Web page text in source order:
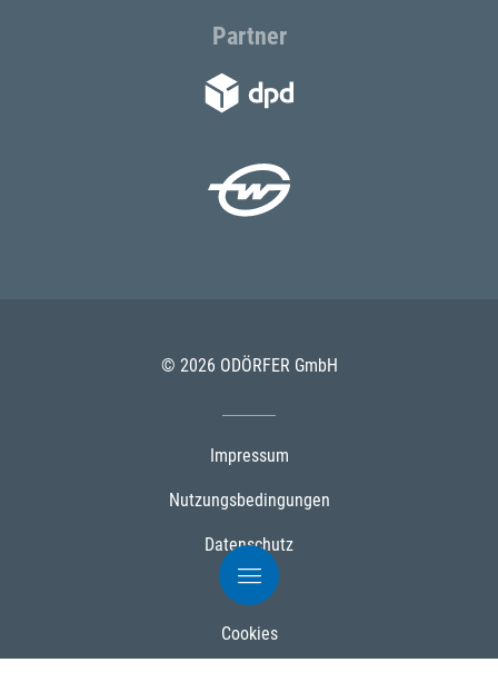
Partner
© 2026 ODÖRFER GmbH
Impressum
Nutzungsbedingungen
Datenschutz
AGB
Cookies